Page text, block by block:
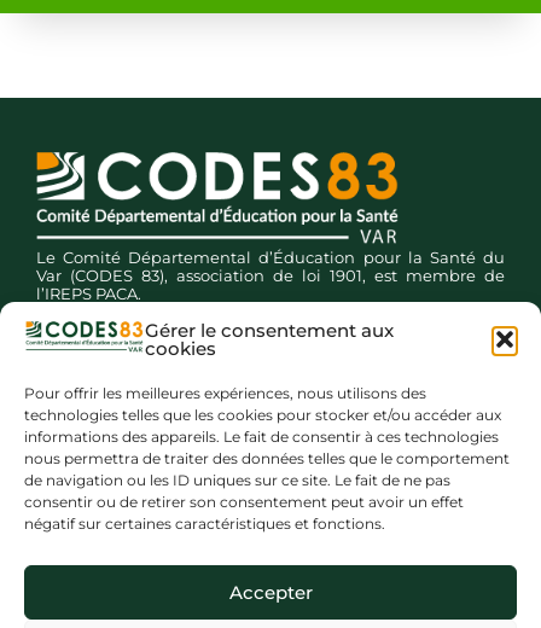
Gérer le consentement aux
cookies
Pour offrir les meilleures expériences, nous utilisons des
technologies telles que les cookies pour stocker et/ou accéder aux
informations des appareils. Le fait de consentir à ces technologies
nous permettra de traiter des données telles que le comportement
de navigation ou les ID uniques sur ce site. Le fait de ne pas
consentir ou de retirer son consentement peut avoir un effet
négatif sur certaines caractéristiques et fonctions.
Accepter
Le Comité Départemental d’Éducation pour la Santé du
Var (CODES 83), association de loi 1901, est membre de
l’IREPS PACA.
©CODES 83 –Comité Départemental d’Éducation pour la
Santé du Var
Inscription newsletters